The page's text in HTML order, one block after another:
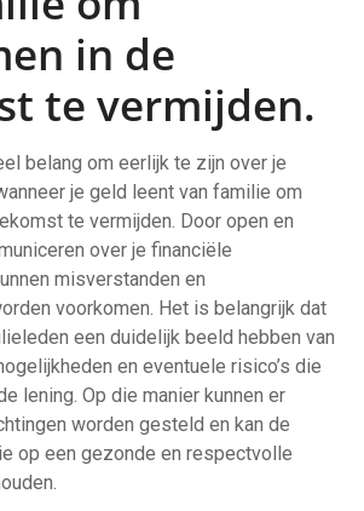
in de
te vermijden.
belang om eerlijk te zijn over je
je geld leent van familie om
te vermijden. Door open en
over je financiële
misverstanden en
voorkomen. Het is belangrijk dat
een duidelijk beeld hebben van
en eventuele risico’s die
lening. Op die manier kunnen er
worden gesteld en kan de
op een gezonde en respectvolle